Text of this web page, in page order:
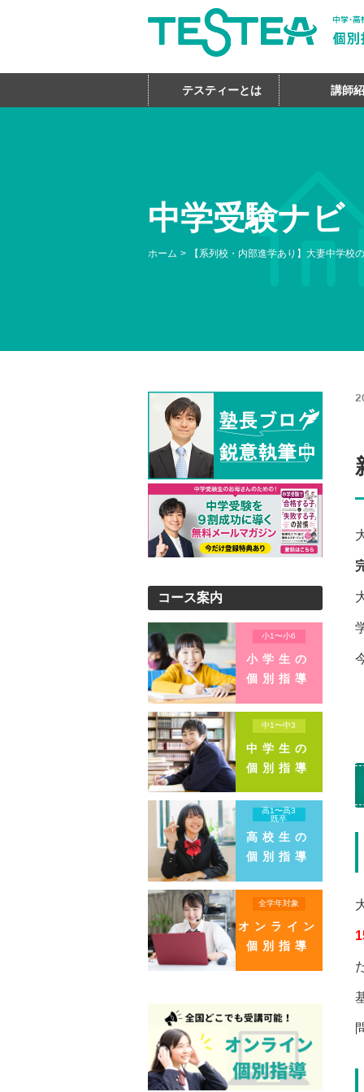
テスティーとは 講師
中学受験ナビ
ホーム 【系列校・内部進学あり】大妻中学
コース案内
小1〜小6
小学生の
個別指導
中1〜中3
中学生の
個別指導
高1〜高3
既卒
高校生の
個別指導
全学年対象
オンライン
個別指導